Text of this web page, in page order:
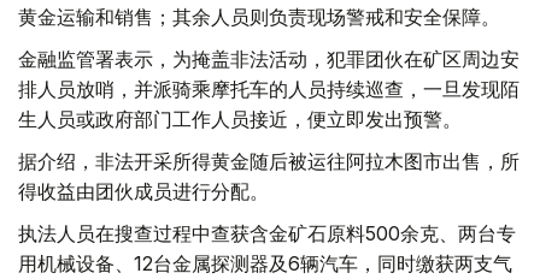
黄金运输和销售；其余人员则负责现场警戒和安全保障。
金融监管署表示，为掩盖非法活动，犯罪团伙在矿区周边安
排人员放哨，并派骑乘摩托车的人员持续巡查，一旦发现陌
生人员或政府部门工作人员接近，便立即发出预警。
据介绍，非法开采所得黄金随后被运往阿拉木图市出售，所
得收益由团伙成员进行分配。
执法人员在搜查过程中查获含金矿石原料500余克、两台专
用机械设备、12台金属探测器及6辆汽车，同时缴获两支气